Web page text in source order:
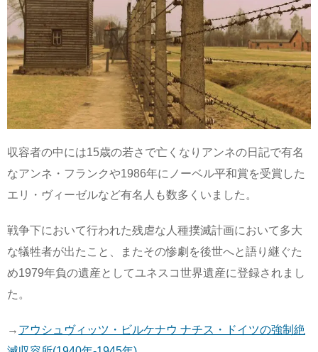
収容者の中には15歳の若さで亡くなりアンネの日記で有名
なアンネ・フランクや1986年にノーベル平和賞を受賞した
エリ・ヴィーゼルなど有名人も数多くいました。
戦争下において行われた残虐な人種撲滅計画において多大
な犠牲者が出たこと、またその惨劇を後世へと語り継ぐた
め1979年負の遺産としてユネスコ世界遺産に登録されまし
た。
→ アウシュヴィッツ・ビルケナウ ナチス・ドイツの強制絶